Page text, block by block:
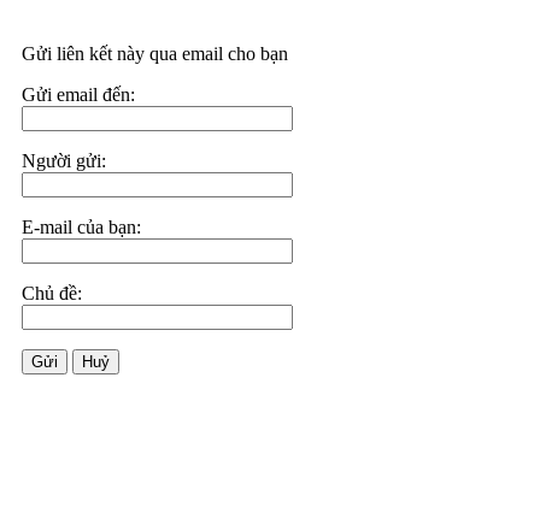
Gửi liên kết này qua email cho bạn
Gửi email đến:
Người gửi:
E-mail của bạn:
Chủ đề:
Gửi Huỷ